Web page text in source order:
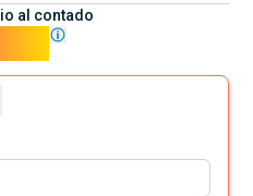
al contado